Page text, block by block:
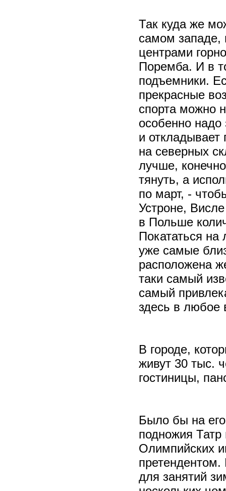
Так куда же
самом западе,
центрами
Поремба. И в
подъемники.
прекрасные
спорта можно
особенно надо
и откладывает
на северных
лучше,
тянуть, а
по март, -
Устроне,
в Польше
Покататься
уже самые
расположена
таки самый
самый
здесь в любое
В городе,
живут 30 тыс.
гостиницы,
Было бы на его
подножия
Олимпийских
претендентом.
для занятий